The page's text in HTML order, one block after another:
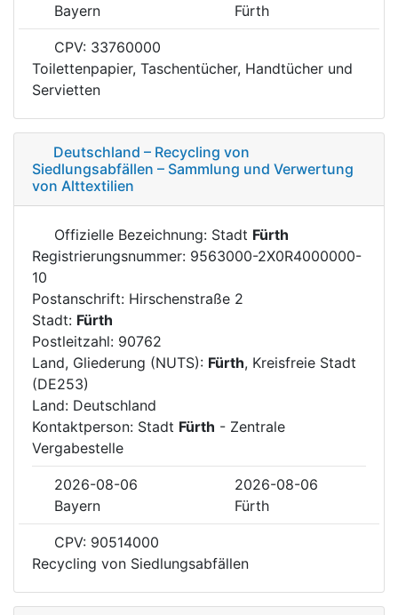
Bayern
Fürth
CPV: 33760000
Toilettenpapier, Taschentücher, Handtücher und
Servietten
Deutschland – Recycling von
Siedlungsabfällen – Sammlung und Verwertung
von Alttextilien
Offizielle Bezeichnung: Stadt Fürth
Registrierungsnummer: 9563000-2X0R4000000-
10
Postanschrift: Hirschenstraße 2
Stadt: Fürth
Postleitzahl: 90762
Land, Gliederung (NUTS): Fürth, Kreisfreie Stadt
(DE253)
Land: Deutschland
Kontaktperson: Stadt Fürth - Zentrale
Vergabestelle
2026-08-06
2026-08-06
Bayern
Fürth
CPV: 90514000
Recycling von Siedlungsabfällen